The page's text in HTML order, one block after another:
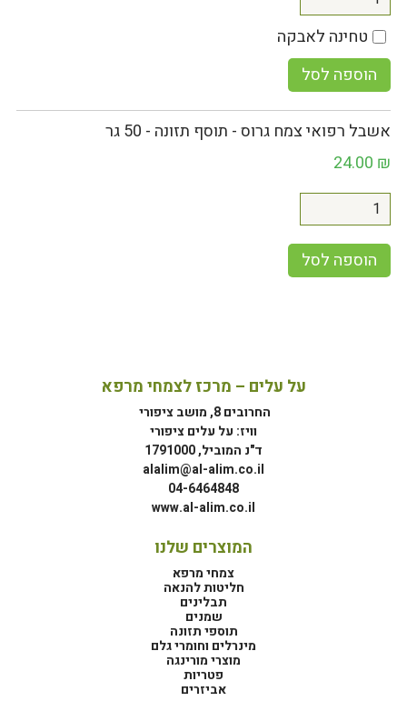
טחינה לאבקה
הוספה לסל
אשבל רפואי צמח גרוס - תוסף תזונה - 50 גר
24.00 ₪
הוספה לסל
על עלים – מרכז לצמחי מרפא
החרובים 8, מושב ציפורי
וויז: על עלים ציפורי
ד"נ המוביל, 1791000
alalim@al-alim.co.il
04-6464848
www.al-alim.co.il
המוצרים שלנו
צמחי מרפא
חליטות להנאה
תבלינים
שמנים
תוספי תזונה
מינרלים וחומרי גלם
מוצרי מורינגה
פטריות
אביזרים